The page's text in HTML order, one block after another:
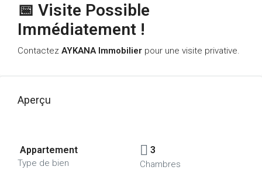
📅 Visite Possible
Immédiatement !
Contactez AYKANA Immobilier pour une visite privative.
Aperçu
Appartement
Type de bien
3
Chambres